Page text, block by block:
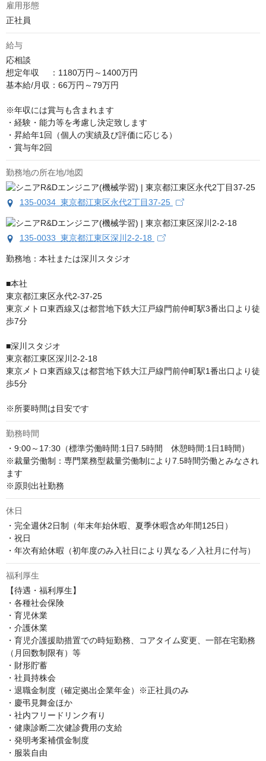
雇用形態
正社員
給与
応相談
想定年収　 ：1180万円～1400万円
基本給/月収：66万円～79万円
※年収には賞与も含まれます
・経験・能力等を考慮し決定致します
・昇給年1回（個人の実績及び評価に応じる）
・賞与年2回
勤務地の所在地/地図
135-0034 東京都江東区永代2丁目37-25
135-0033 東京都江東区深川2-2-18
勤務地：本社または深川スタジオ
■本社
東京都江東区永代2-37-25
東京メトロ東西線又は都営地下鉄大江戸線門前仲町駅3番出口より徒
歩7分
■深川スタジオ
東京都江東区深川2-2-18
東京メトロ東西線又は都営地下鉄大江戸線門前仲町駅1番出口より徒
歩5分
※所要時間は目安です
勤務時間
・9:00～17:30（標準労働時間:1日7.5時間　休憩時間:1日1時間）
※裁量労働制：専門業務型裁量労働制により7.5時間労働とみなされ
ます
※原則出社勤務
休日
・完全週休2日制（年末年始休暇、夏季休暇含め年間125日）
・祝日
・年次有給休暇（初年度のみ入社日により異なる／入社月に付与）
福利厚生
【待遇・福利厚生】
・各種社会保険
・育児休業
・介護休業
・育児介護援助措置での時短勤務、コアタイム変更、一部在宅勤務
（月回数制限有）等
・財形貯蓄
・社員持株会
・退職金制度（確定拠出企業年金）※正社員のみ
・慶弔見舞金ほか
・社内フリードリンク有り
・健康診断二次健診費用の支給
・発明考案補償金制度
・服装自由